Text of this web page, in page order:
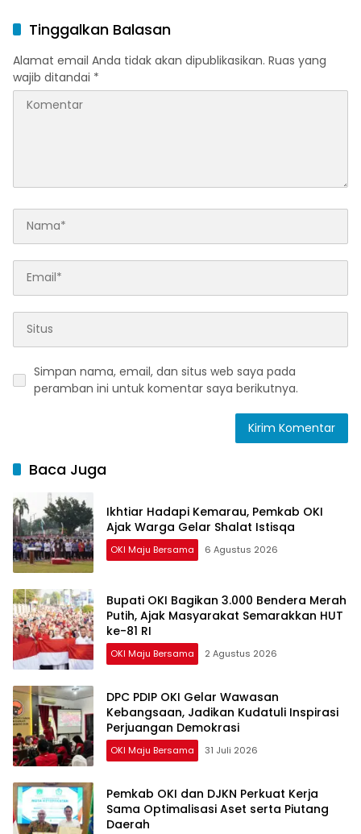
Tinggalkan Balasan
Alamat email Anda tidak akan dipublikasikan. Ruas yang
wajib ditandai *
Simpan nama, email, dan situs web saya pada
peramban ini untuk komentar saya berikutnya.
Baca Juga
Ikhtiar Hadapi Kemarau, Pemkab OKI
Ajak Warga Gelar Shalat Istisqa
OKI Maju Bersama 6 Agustus 2026
Bupati OKI Bagikan 3.000 Bendera Merah
Putih, Ajak Masyarakat Semarakkan HUT
ke-81 RI
OKI Maju Bersama 2 Agustus 2026
DPC PDIP OKI Gelar Wawasan
Kebangsaan, Jadikan Kudatuli Inspirasi
Perjuangan Demokrasi
OKI Maju Bersama 31 Juli 2026
Pemkab OKI dan DJKN Perkuat Kerja
Sama Optimalisasi Aset serta Piutang
Daerah